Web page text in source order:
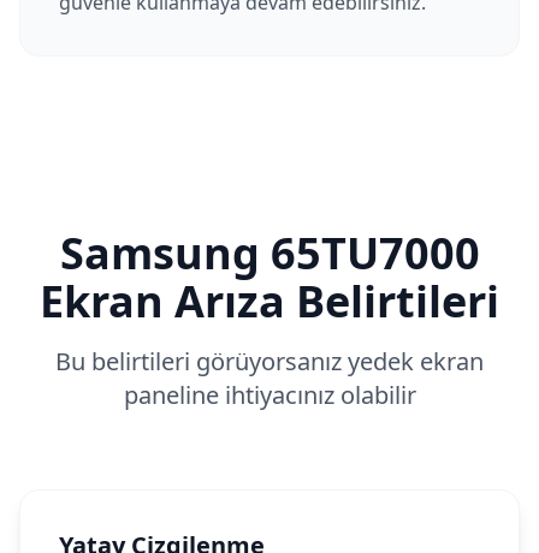
Samsung 65TU7000
Ekran Arıza Belirtileri
Bu belirtileri görüyorsanız yedek ekran
paneline ihtiyacınız olabilir
Yatay Çizgilenme